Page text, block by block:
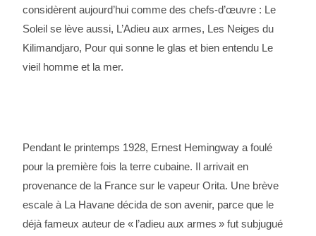
considèrent aujourd’hui comme des chefs-d’œuvre : Le
Soleil se lève aussi, L’Adieu aux armes, Les Neiges du
Kilimandjaro, Pour qui sonne le glas et bien entendu Le
vieil homme et la mer.
Pendant le printemps 1928, Ernest Hemingway a foulé
pour la première fois la terre cubaine. Il arrivait en
provenance de la France sur le vapeur Orita. Une brève
escale à La Havane décida de son avenir, parce que le
déjà fameux auteur de « l’adieu aux armes » fut subjugué